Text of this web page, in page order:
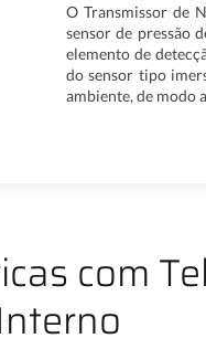
O Transmissor de
sensor de pressão
elemento de
do sensor tipo
ambiente, de modo
com